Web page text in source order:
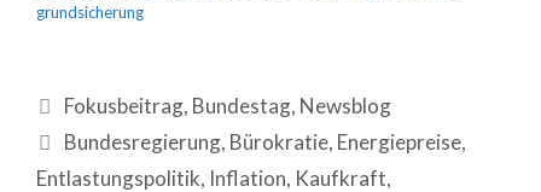
grundsicherung
Fokusbeitrag, Bundestag, Newsblog
Bundesregierung, Bürokratie, Energiepreise,
Entlastungspolitik, Inflation, Kaufkraft,